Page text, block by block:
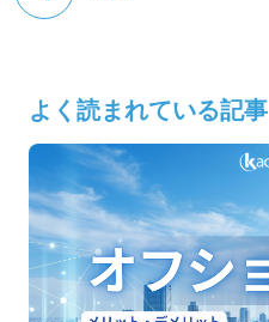
よく読まれている記事